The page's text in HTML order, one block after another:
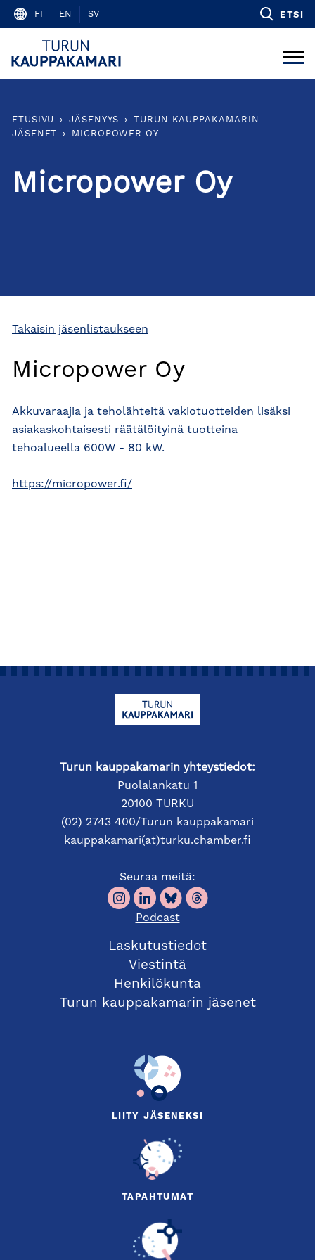
Skip
content
FI EN SV ETSI
ETUSIVU › JÄSENYYS ›
TURUN KAUPPAKAMARIN
JÄSENET
› MICROPOWER OY
Micropower Oy
Takaisin jäsenlistaukseen
Micropower Oy
Akkuvaraajia ja teholähteitä vakiotuotteiden lisäksi
asiakaskohtaisesti räätälöityinä tuotteina
tehoalueella 600W - 80 kW.
https://micropower.fi/
Turun kauppakamarin yhteystiedot:
Puolalankatu 1
20100 TURKU
(02) 2743 400/Turun kauppakamari
kauppakamari(at)turku.chamber.fi
Seuraa meitä:
Podcast
Laskutustiedot
Viestintä
Henkilökunta
Turun kauppakamarin jäsenet
LIITY JÄSENEKSI
TAPAHTUMAT